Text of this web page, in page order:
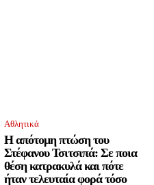
Αθλητικά
Η απότομη πτώση του
Στέφανου Τσιτσιπά: Σε ποια
θέση κατρακυλά και πότε
ήταν τελευταία φορά τόσο